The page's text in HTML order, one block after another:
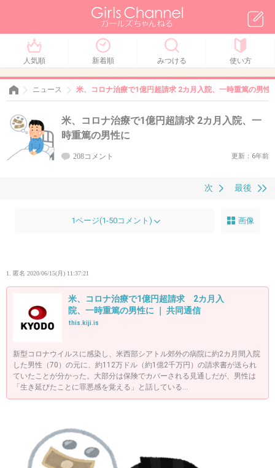
人気順 新着順 みつける 使い方
ニュース 米、コロナ治療で1億円超請求 2カ月入院、一時重篤の男性
米、コロナ治療で1億円超請求 2カ月入院、一
時重篤の男性に
208コメント 更新：6年前
最後
次
1ページ(1-50コメント) 画像
1. 匿名 2020/06/15(月) 11:37:21
米、コロナ治療で1億円超請求 2カ月入
院、一時重篤の男性に ｜ 共同通信
this.kiji.is
新型コロナウイルスに感染し、米西部シアトル郊外の病院に約2カ月間入院
した男性（70）の元に、約112万ドル（約1億2千万円）の請求書が送られ
ていたことが分かった。大部分は保険でカバーされる見通しだが、男性は
「生き延びたことに罪悪感を覚える」と話している...